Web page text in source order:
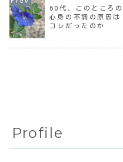
ボーイの「メトロ
イド」だったかを
やったことはあ
る。彼らが大人に
なってからはゲー
ってきた。
びに「後ろ
ますか、前
60代、このところの
心身の不調の原因は
コレだったのか
Profile